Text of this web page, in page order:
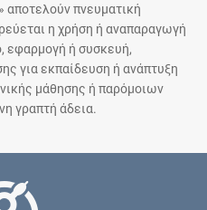
αποτελούν πνευματική
η χρήση ή αναπαραγωγή
εφαρμογή ή συσκευή,
για εκπαίδευση ή ανάπτυξη
μάθησης ή παρόμοιων
γραπτή άδεια.